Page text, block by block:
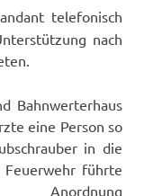
telefonisch
nach
Bahnwerterhaus
eine Person so
in die
Feuerwehr führte